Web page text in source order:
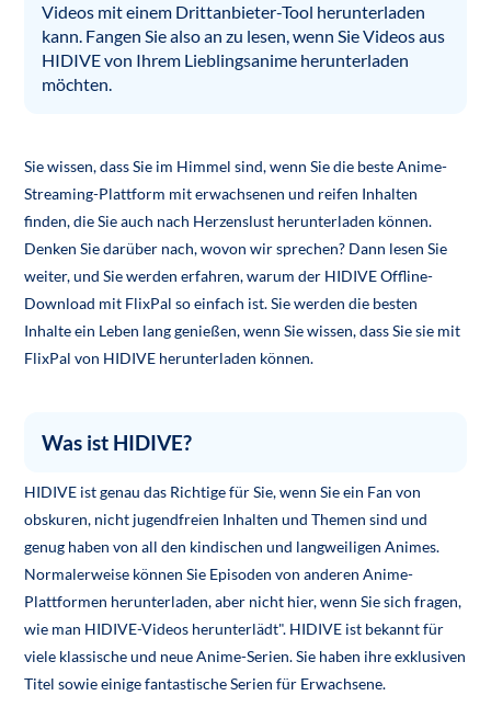
Videos mit einem Drittanbieter-Tool herunterladen
kann. Fangen Sie also an zu lesen, wenn Sie Videos aus
HIDIVE von Ihrem Lieblingsanime herunterladen
möchten.
Sie wissen, dass Sie im Himmel sind, wenn Sie die beste Anime-
Streaming-Plattform mit erwachsenen und reifen Inhalten
finden, die Sie auch nach Herzenslust herunterladen können.
Denken Sie darüber nach, wovon wir sprechen? Dann lesen Sie
weiter, und Sie werden erfahren, warum der HIDIVE Offline-
Download mit FlixPal so einfach ist. Sie werden die besten
Inhalte ein Leben lang genießen, wenn Sie wissen, dass Sie sie mit
FlixPal von HIDIVE herunterladen können.
Was ist HIDIVE?
HIDIVE ist genau das Richtige für Sie, wenn Sie ein Fan von
obskuren, nicht jugendfreien Inhalten und Themen sind und
genug haben von all den kindischen und langweiligen Animes.
Normalerweise können Sie Episoden von anderen Anime-
Plattformen herunterladen, aber nicht hier, wenn Sie sich fragen,
wie man HIDIVE-Videos herunterlädt". HIDIVE ist bekannt für
viele klassische und neue Anime-Serien. Sie haben ihre exklusiven
Titel sowie einige fantastische Serien für Erwachsene.